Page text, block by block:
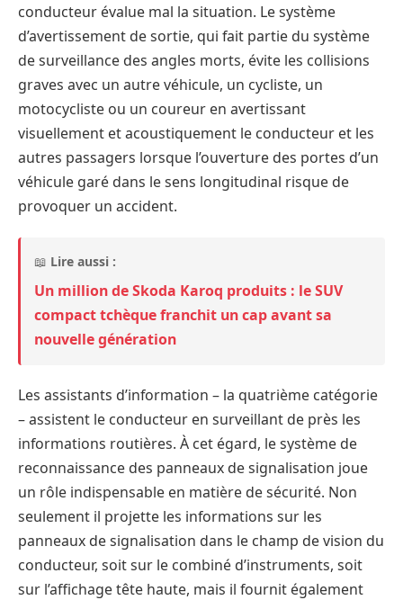
conducteur évalue mal la situation. Le système
d’avertissement de sortie, qui fait partie du système
de surveillance des angles morts, évite les collisions
graves avec un autre véhicule, un cycliste, un
motocycliste ou un coureur en avertissant
visuellement et acoustiquement le conducteur et les
autres passagers lorsque l’ouverture des portes d’un
véhicule garé dans le sens longitudinal risque de
provoquer un accident.
📖 Lire aussi :
Un million de Skoda Karoq produits : le SUV
compact tchèque franchit un cap avant sa
nouvelle génération
Les assistants d’information – la quatrième catégorie
– assistent le conducteur en surveillant de près les
informations routières. À cet égard, le système de
reconnaissance des panneaux de signalisation joue
un rôle indispensable en matière de sécurité. Non
seulement il projette les informations sur les
panneaux de signalisation dans le champ de vision du
conducteur, soit sur le combiné d’instruments, soit
sur l’affichage tête haute, mais il fournit également